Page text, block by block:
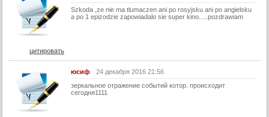
Szkoda ,ze nie ma tlumaczen ani po rosyjsku ani po angielsku
a po 1 epizodzie zapowiadalo sie super kino.....pozdrawiam
цитировать
юсиф
24 декабря 2016 21:56
зеркальное отражение событий котор. происходит
сегодня1111